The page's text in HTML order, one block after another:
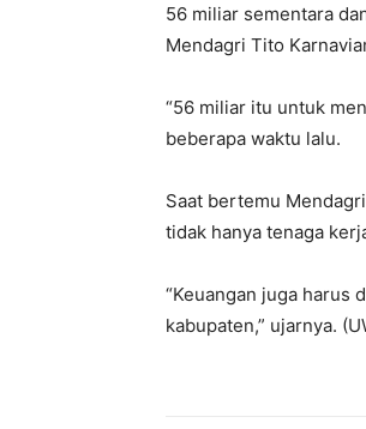
56 miliar sementara
Mendagri Tito
“56 miliar itu untuk
beberapa waktu lalu.
Saat bertemu
tidak hanya tenaga
“Keuangan juga harus
kabupaten,” ujarnya.